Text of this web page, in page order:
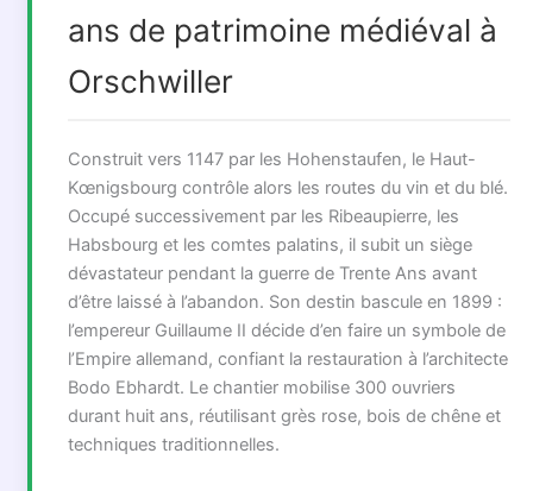
ans de patrimoine médiéval à
Orschwiller
Construit vers 1147 par les Hohenstaufen, le Haut-
Kœnigsbourg contrôle alors les routes du vin et du blé.
Occupé successivement par les Ribeaupierre, les
Habsbourg et les comtes palatins, il subit un siège
dévastateur pendant la guerre de Trente Ans avant
d’être laissé à l’abandon. Son destin bascule en 1899 :
l’empereur Guillaume II décide d’en faire un symbole de
l’Empire allemand, confiant la restauration à l’architecte
Bodo Ebhardt. Le chantier mobilise 300 ouvriers
durant huit ans, réutilisant grès rose, bois de chêne et
techniques traditionnelles.